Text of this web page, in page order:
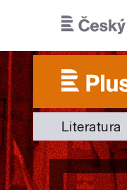
Literatura